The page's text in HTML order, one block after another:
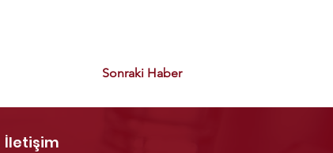
Sonraki Haber
İletişim